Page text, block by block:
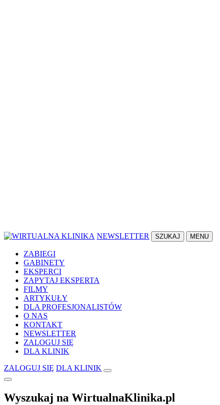
NEWSLETTER SZUKAJ MENU
ZABIEGI
GABINETY
EKSPERCI
ZAPYTAJ EKSPERTA
FILMY
ARTYKUŁY
DLA PROFESJONALISTÓW
O NAS
KONTAKT
NEWSLETTER
ZALOGUJ SIĘ
DLA KLINIK
ZALOGUJ SIĘ DLA KLINIK
Wyszukaj na WirtualnaKlinika.pl